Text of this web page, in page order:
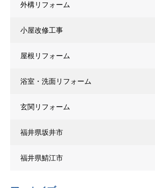
外構リフォーム
小屋改修工事
屋根リフォーム
浴室・洗面リフォーム
玄関リフォーム
福井県坂井市
福井県鯖江市